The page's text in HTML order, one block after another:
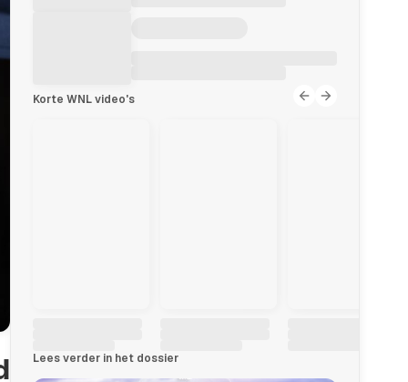
Korte WNL video's
Lees verder in het dossier